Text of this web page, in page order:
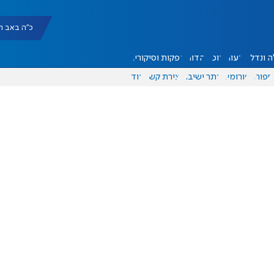
כ"ה באב תשפ"ו
ונדל"ן דעות אוכל יהדות הפקות וסיקורים
ספורט פורומים אתר ישיבה יצירת קשר עוד